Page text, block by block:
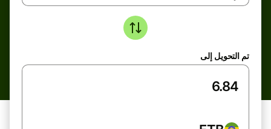
تم التحويل إلى